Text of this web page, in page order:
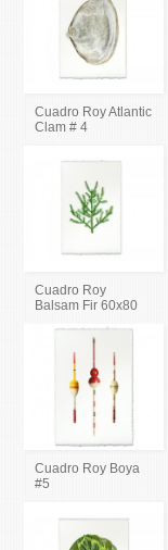
Cuadro Roy Atlantic
Clam # 4
Cuadro Roy
Balsam Fir 60x80
Cuadro Roy Boya
#5